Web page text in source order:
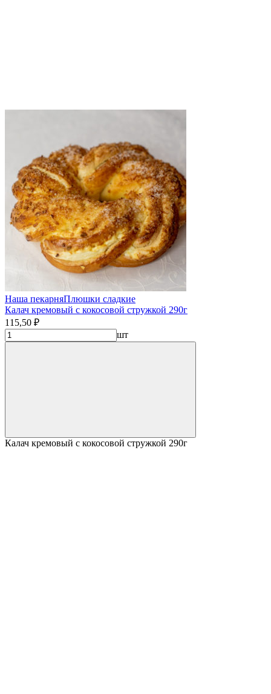
Наша пекарняПлюшки сладкие
Калач кремовый с кокосовой стружкой 290г
115,50 ₽
шт
Калач кремовый с кокосовой стружкой 290г